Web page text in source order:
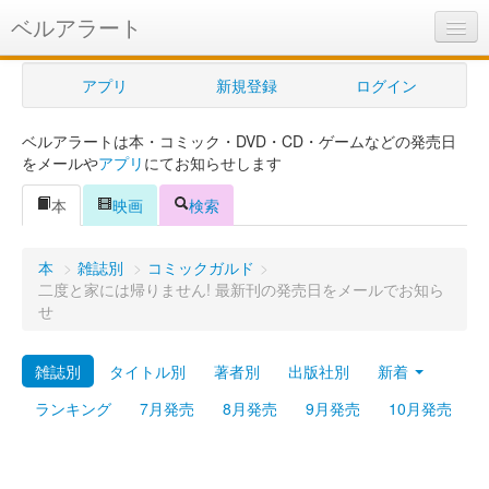
ベルアラート
ベルアラートとは
ヘルプ
新規登録
ログイン
購入管理
プレミアム
アプリ 新規登録 ログイン
ベルアラートは本・コミック・DVD・CD・ゲームなどの発売日
をメールやアプリ にてお知らせします
本
映画 検索
本 > 雑誌別 > コミックガルド >
二度と家には帰りません! 最新刊の発売日をメールでお知ら
せ
雑誌別 タイトル別 著者別 出版社別
新着
ランキング
7月発売 8月発売 9月発売 10月発売